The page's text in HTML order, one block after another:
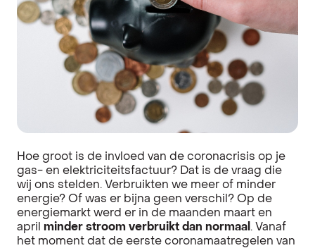
Hoe groot is de invloed van de coronacrisis op je
gas- en elektriciteitsfactuur? Dat is de vraag die
wij ons stelden. Verbruikten we meer of minder
energie? Of was er bijna geen verschil? Op de
energiemarkt werd er in de maanden maart en
april minder stroom verbruikt dan normaal . Vanaf
het moment dat de eerste coronamaatregelen van